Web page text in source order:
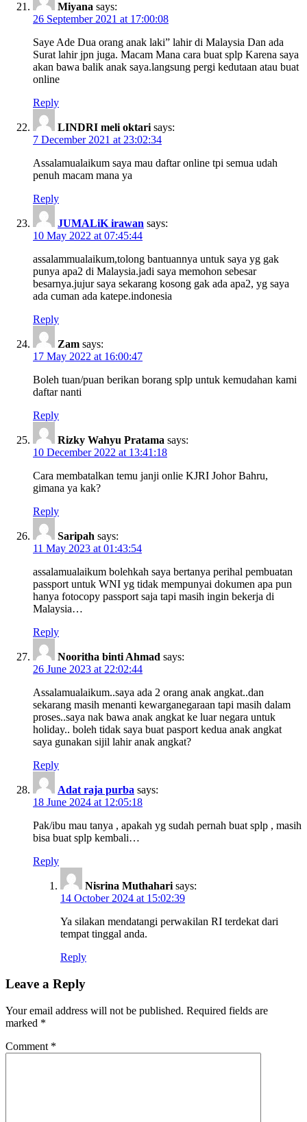
Miyana says:
26 September 2021 at 17:00:08
Saye Ade Dua orang anak laki” lahir di Malaysia Dan ada
Surat lahir jpn juga. Macam Mana cara buat splp Karena saya
akan bawa balik anak saya.langsung pergi kedutaan atau buat
online
Reply
LINDRI meli oktari says:
7 December 2021 at 23:02:34
Assalamualaikum saya mau daftar online tpi semua udah
penuh macam mana ya
Reply
JUMALiK irawan says:
10 May 2022 at 07:45:44
assalammualaikum,tolong bantuannya untuk saya yg gak
punya apa2 di Malaysia.jadi saya memohon sebesar
besarnya.jujur saya sekarang kosong gak ada apa2, yg saya
ada cuman ada katepe.indonesia
Reply
Zam says:
17 May 2022 at 16:00:47
Boleh tuan/puan berikan borang splp untuk kemudahan kami
daftar nanti
Reply
Rizky Wahyu Pratama says:
10 December 2022 at 13:41:18
Cara membatalkan temu janji onlie KJRI Johor Bahru,
gimana ya kak?
Reply
Saripah says:
11 May 2023 at 01:43:54
assalamualaikum bolehkah saya bertanya perihal pembuatan
passport untuk WNI yg tidak mempunyai dokumen apa pun
hanya fotocopy passport saja tapi masih ingin bekerja di
Malaysia…
Reply
Nooritha binti Ahmad says:
26 June 2023 at 22:02:44
Assalamualaikum..saya ada 2 orang anak angkat..dan
sekarang masih menanti kewarganegaraan tapi masih dalam
proses..saya nak bawa anak angkat ke luar negara untuk
holiday.. boleh tidak saya buat pasport kedua anak angkat
saya gunakan sijil lahir anak angkat?
Reply
Adat raja purba says:
18 June 2024 at 12:05:18
Pak/ibu mau tanya , apakah yg sudah pernah buat splp , masih
bisa buat splp kembali…
Reply
Nisrina Muthahari says:
14 October 2024 at 15:02:39
Ya silakan mendatangi perwakilan RI terdekat dari
tempat tinggal anda.
Reply
Leave a Reply
Your email address will not be published. Required fields are
marked *
Comment *